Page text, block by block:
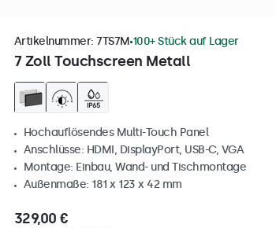
7 Zoll Touchscreen Metall
Artikelnummer: 7TS7M 100+ Stück auf Lager
Hochauflösendes Multi-Touch Panel
Anschlüsse: HDMI, DisplayPort, USB-C, VGA
Montage: Einbau, Wand- und Tischmontage
Außenmaße: 181 x 123 x 42 mm
329,00 €